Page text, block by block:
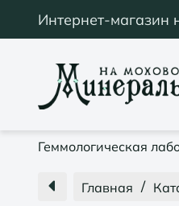
Интернет-магазин
Геммологическая
Главная /